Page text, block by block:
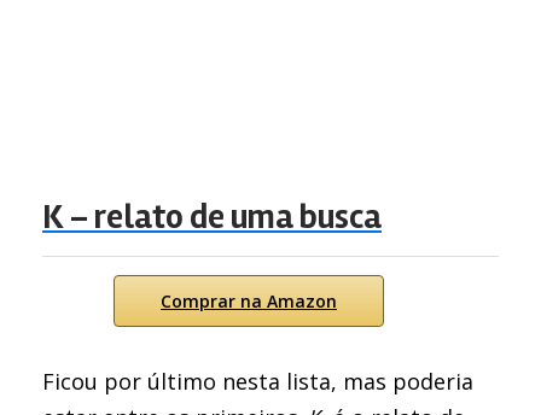
K – relato de uma busca
Comprar na Amazon
Ficou por último nesta lista, mas poderia